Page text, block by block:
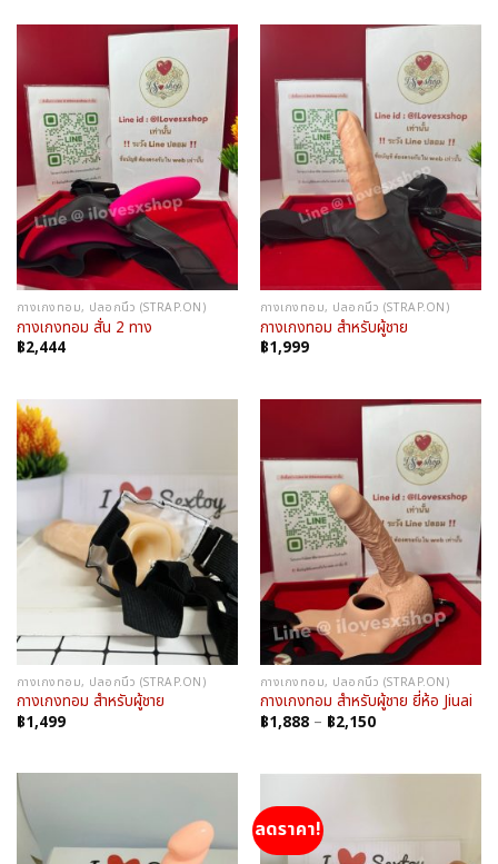
กางเกงทอม, ปลอกนิ้ว (STRAP.ON)
กางเกงทอม สั่น 2 ทาง
฿2,444
กางเกงทอม, ปลอกนิ้ว (STRAP.ON)
กางเกงทอม สำหรับผู้ชาย
฿1,999
กางเกงทอม, ปลอกนิ้ว (STRAP.ON)
กางเกงทอม สำหรับผู้ชาย
฿1,499
กางเกงทอม, ปลอกนิ้ว (STRAP.ON)
กางเกงทอม สำหรับผู้ชาย ยี่ห้อ Jiuai
฿1,888 – ฿2,150Price
฿2,150
ลดราคา!